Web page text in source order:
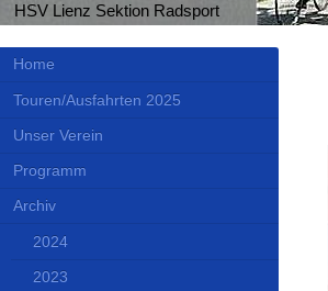
HSV Lienz Sektion Radsport
Home
Touren/Ausfahrten 2025
Unser Verein
Programm
Archiv
2024
2023